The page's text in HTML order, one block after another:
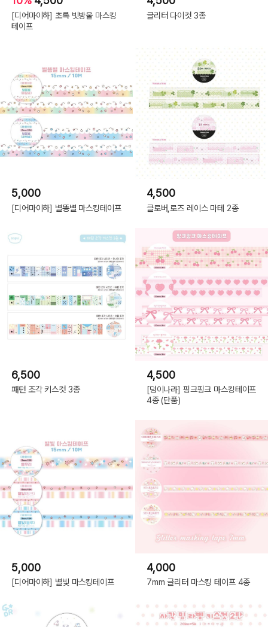
[디어마이하] 초록 빗방울 마스킹
테이프
글리터 다이컷 3종
5,000
[디어마이하] 별똥별 마스킹테이프
4,500
클로버,로즈 레이스 마테 2종
6,500
패턴 조각 키스컷 3종
4,500
[덩이나라] 핑크핑크 마스킹테이프
4종 (단품)
5,000
[디어마이하] 별빛 마스킹테이프
4,000
7mm 글리터 마스킹 테이프 4종